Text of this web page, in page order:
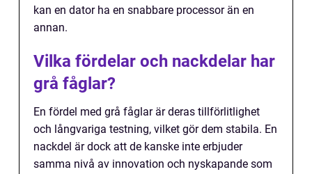
kan en dator ha en snabbare processor än en
annan.
Vilka fördelar och nackdelar har
grå fåglar?
En fördel med grå fåglar är deras tillförlitlighet
och långvariga testning, vilket gör dem stabila. En
nackdel är dock att de kanske inte erbjuder
samma nivå av innovation och nyskapande som